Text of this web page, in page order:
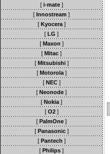
[ i-mate]
[ Innostream ]
[ Kyocera]
[ LG ]
[ Maxon ]
[ Mitac ]
[ Mitsubishi]
[ Motorola]
[ NEC]
[ Neonode ]
[ Nokia ]
[ O2]
[ PalmOne ]
[ Panasonic]
[ Pantech ]
[ Philips ]